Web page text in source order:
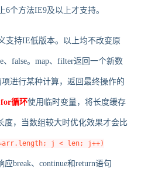
6个方法IE9及以上才支持。
持IE低版本。以上均不改变原
、false。map、filter返回一个新数
进行某种计算，返回最终操作的
for循环使用临时变量，将长度缓存
度，当数组较大时优化效果才会比
j < len; j++)
应break、continue和return语句